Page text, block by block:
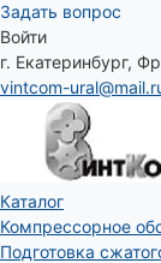
Задать вопрос
Войти
г. Екатеринбург,
vintcom-
Каталог
Компрессорное
Подготовка